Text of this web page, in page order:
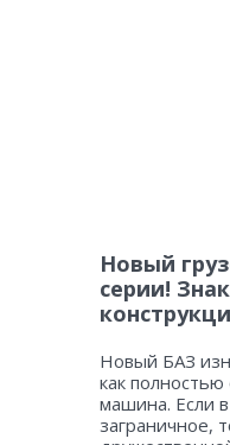
Новый
серии!
Новый БАЗ
как полностью
машина. Если
заграничное,